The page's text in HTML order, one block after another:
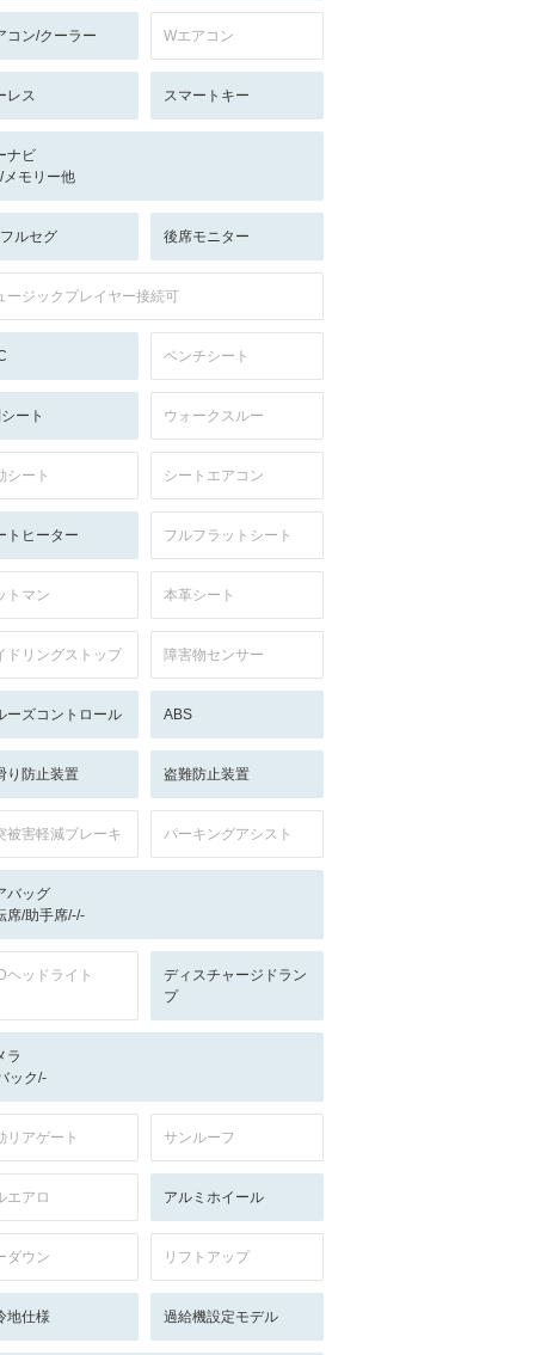
コン/クーラー Wエアコン
レス スマートキー
ナビ
メモリー他
ルセグ 後席モニター
ージックプレイヤー接続可
ベンチシート
ート ウォークスルー
シート シートエアコン
トヒーター フルフラットシート
トマン 本革シート
ドリングストップ 障害物センサー
ーズコントロール ABS
り防止装置 盗難防止装置
被害軽減ブレーキ パーキングアシスト
バッグ
席/助手席/-/-
ヘッドライト
ディスチャージドラン
プ
ラ
ック/-
リアゲート サンルーフ
エアロ アルミホイール
ダウン リフトアップ
地仕様 過給機設定モデル